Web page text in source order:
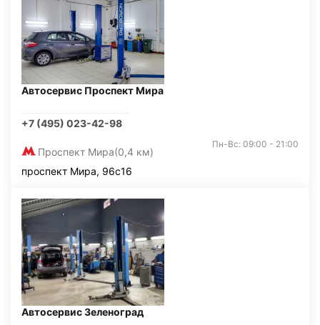
Автосервис Проспект Мира
+7 (495) 023-42-98
Проспект Мира(0,4 км)
Пн-Вс: 09:00 - 21:00
проспект Мира, 96с16
Автосервис Зеленоград